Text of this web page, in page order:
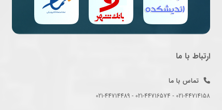
ارتباط با ما
تماس با ما
021-44714158 - 021-44716574 - 021-44714489